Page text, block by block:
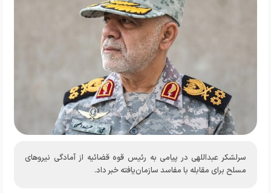
سرلشکر عبداللهی در پیامی به رئیس قوه قضائیه از آمادگی نیروهای
مسلح برای مقابله با مفاسد سازمان‌یافته خبر داد.